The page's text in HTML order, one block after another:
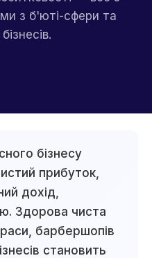
з б'юті-сфери та
бізнесу
прибуток,
дохід,
Здорова чиста
барбершопів
становить